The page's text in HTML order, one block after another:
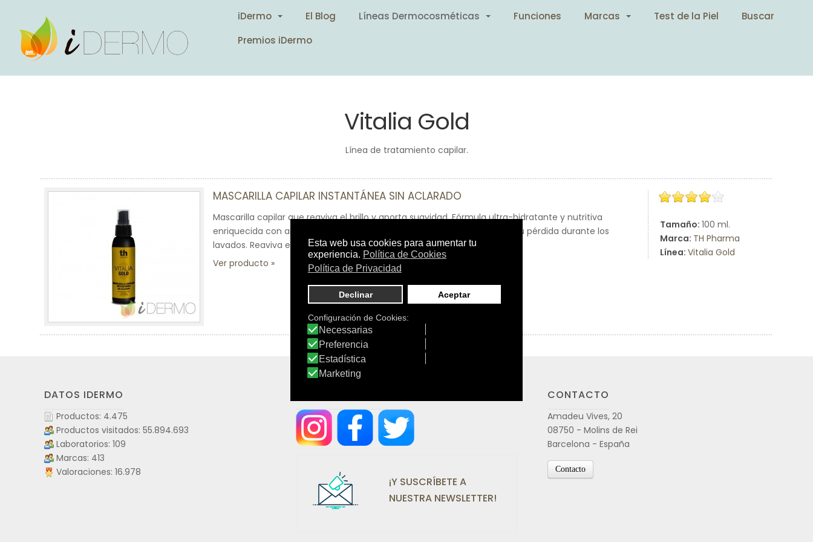
iDermo El Blog Líneas Dermocosméticas Funciones Marcas Test de la Piel
Buscar
Premios iDermo
Vitalia Gold
Línea de tratamiento capilar.
Tamaño: 100 ml.
Marca: TH Pharma
Línea: Vitalia Gold
MASCARILLA CAPILAR INSTANTÁNEA SIN ACLARADO
Mascarilla capilar que reaviva el brillo y aporta suavidad. Fórmula ultra-hidratante y nutritiva
enriquecida con anti-oxidantes y filtros UV. Protege el color para evitar su pérdida durante los
lavados. Reaviva el brillo y aporta una infinita suavidad.
Ver producto
DATOS IDERMO
Productos: 4.475
Productos visitados: 55.894.693
Laboratorios: 109
Marcas: 413
Valoraciones: 16.978
¡Y SUSCRÍBETE A
NUESTRA NEWSLETTER!
CONTACTO
Amadeu Vives, 20
08750 - Molins de Rei
Barcelona - España
Contacto